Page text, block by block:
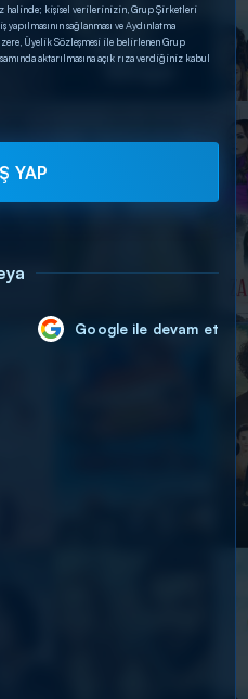
halinde; kişisel verilerinizin, Grup Şirketleri
sağlanması ve Aydınlatma
Üyelik Sözleşmesi ile belirlenen Grup
aktarılmasına açık rıza verdiğiniz kabul
YAP
Google ile devam et